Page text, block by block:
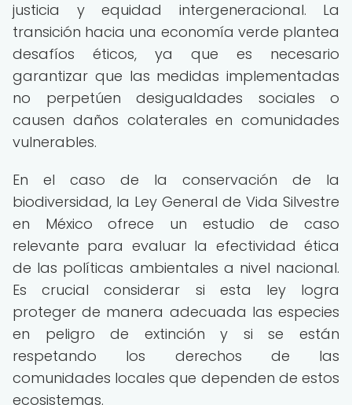
justicia y equidad intergeneracional. La
transición hacia una economía verde plantea
desafíos éticos, ya que es necesario
garantizar que las medidas implementadas
no perpetúen desigualdades sociales o
causen daños colaterales en comunidades
vulnerables.
En el caso de la conservación de la
biodiversidad, la Ley General de Vida Silvestre
en México ofrece un estudio de caso
relevante para evaluar la efectividad ética
de las políticas ambientales a nivel nacional.
Es crucial considerar si esta ley logra
proteger de manera adecuada las especies
en peligro de extinción y si se están
respetando los derechos de las
comunidades locales que dependen de estos
ecosistemas.